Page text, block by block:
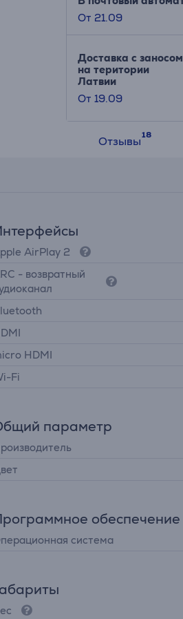
От 21.09
Доставка с заносом
на територии
Латвии
От 19.09
Отзывы
AirPlay 2
- возвратный
HDMI
Fi
параметр
обеспечение
система